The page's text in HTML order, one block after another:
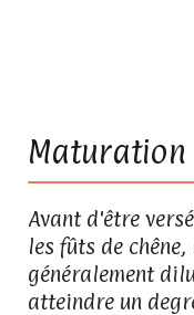
Maturation
Avant d'être
les fûts de
généralement
atteindre un